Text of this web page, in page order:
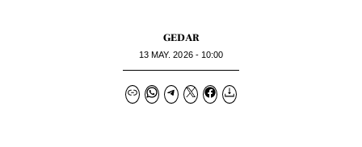
GEDAR
13 MAY. 2026 - 10:00